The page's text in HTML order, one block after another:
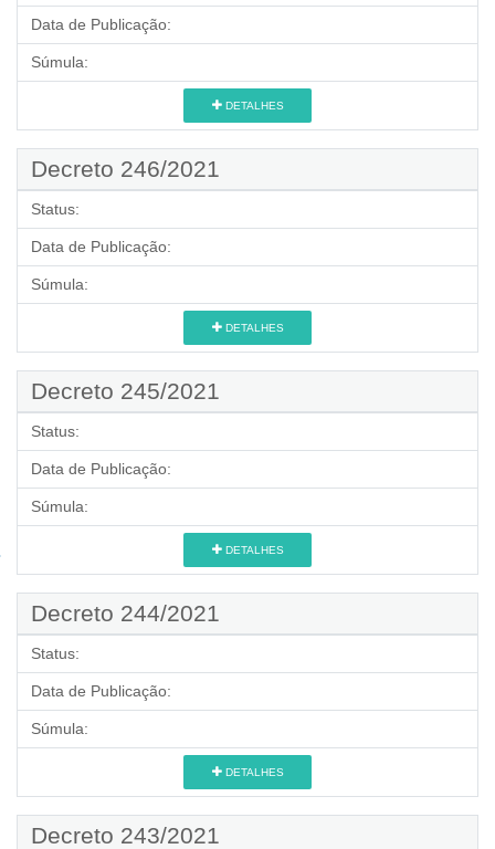
Data de Publicação:
Súmula:
DETALHES
Decreto 246/2021
Status:
Data de Publicação:
Súmula:
DETALHES
Decreto 245/2021
Status:
Data de Publicação:
Súmula:
DETALHES
Decreto 244/2021
Status:
Data de Publicação:
Súmula:
DETALHES
Decreto 243/2021